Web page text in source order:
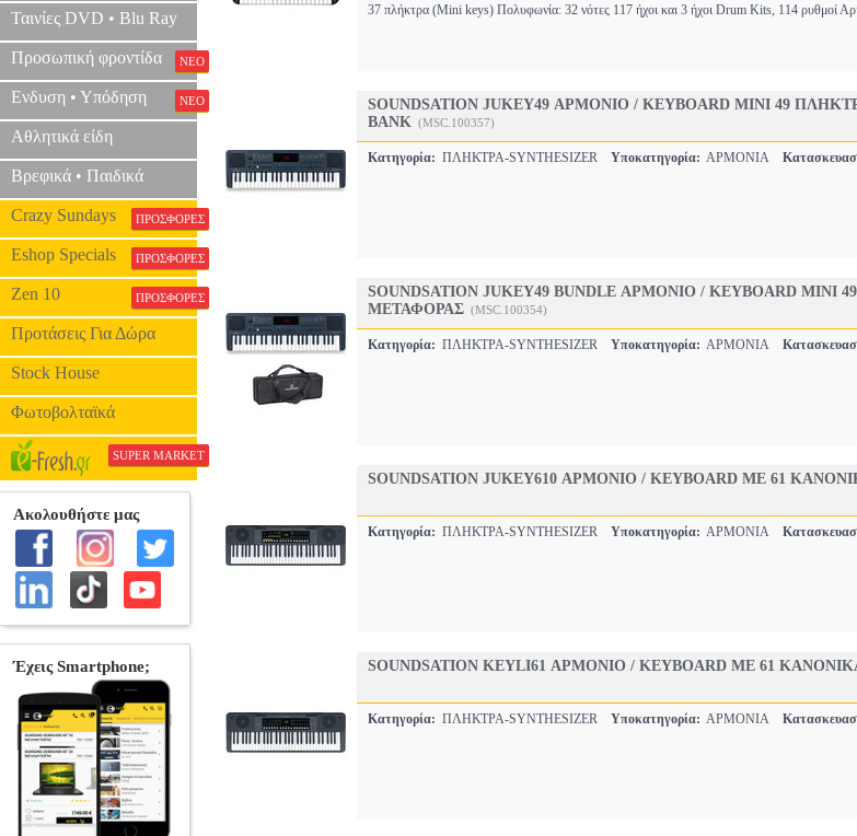
Ταινίες DVD • Blu Ray
Προσωπική φροντίδα ΝΕΟ
Ενδυση • Υπόδηση ΝΕΟ
Αθλητικά είδη
Βρεφικά • Παιδικά
Crazy Sundays ΠΡΟΣΦΟΡΕΣ
Eshop Specials ΠΡΟΣΦΟΡΕΣ
Zen 10 ΠΡΟΣΦΟΡΕΣ
Προτάσεις Για Δώρα
Stock House
Φωτοβολταϊκά
SUPER MARKET
37 πλήκτρα (Mini keys) Πολυφωνία: 32 νότες 117 ήχοι και 3 ήχοι Drum Kits, 114 ρυθμοί
SOUNDSATION JUKEY49 ΑΡΜΟΝΙΟ / KEYBOARD MINI 49
BANK (MSC.100357)
Κατηγορία: ΠΛΗΚΤΡΑ-SYNTHESIZER Υποκατηγορία: ΑΡΜΟΝΙΑ
SOUNDSATION JUKEY49 BUNDLE ΑΡΜΟΝΙΟ / KEYBOARD
ΜΕΤΑΦΟΡΑΣ (MSC.100354)
Κατηγορία: ΠΛΗΚΤΡΑ-SYNTHESIZER Υποκατηγορία: ΑΡΜΟΝΙΑ
SOUNDSATION JUKEY610 ΑΡΜΟΝΙΟ / KEYBOARD ΜΕ 61
Κατηγορία: ΠΛΗΚΤΡΑ-SYNTHESIZER Υποκατηγορία: ΑΡΜΟΝΙΑ
SOUNDSATION KEYLI61 ΑΡΜΟΝΙΟ / KEYBOARD ΜΕ 61
Κατηγορία: ΠΛΗΚΤΡΑ-SYNTHESIZER Υποκατηγορία: ΑΡΜΟΝΙΑ